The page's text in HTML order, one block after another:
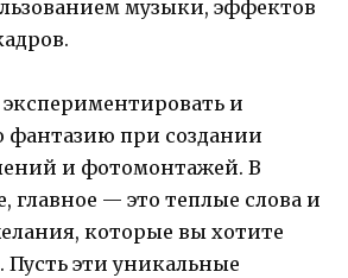
музыки, эффектов
экспериментировать и
фантазию при создании
и фотомонтажей. В
главное — это теплые слова и
которые вы хотите
Пусть эти уникальные